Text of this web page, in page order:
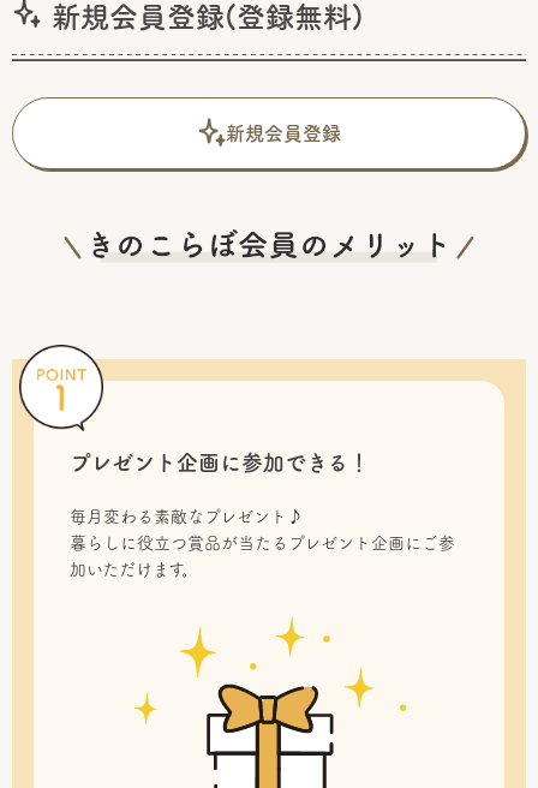
新規会員登録(登録無料)
新規会員登録
プレゼント企画に参加できる！
毎月変わる素敵なプレゼント♪
暮らしに役立つ賞品が当たるプレゼント企画にご参
加いただけます。